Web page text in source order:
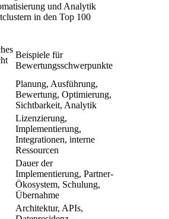
und Analytik
in den Top 100
Beispiele für
Bewertungsschwerpunkte
Planung, Ausführung,
Bewertung, Optimierung,
Sichtbarkeit, Analytik
Lizenzierung,
Implementierung,
Integrationen, interne
Ressourcen
Dauer der
Implementierung, Partner-
Ökosystem, Schulung,
Übernahme
Architektur, APIs,